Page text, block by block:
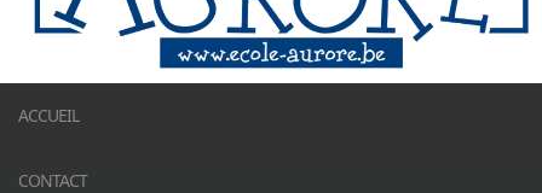
ACCUEIL
CONTACT